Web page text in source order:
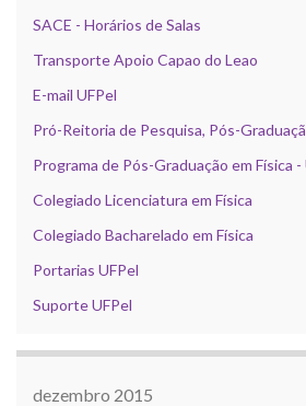
SACE - Horários de Salas
Transporte Apoio Capao do Leao
E-mail UFPel
Pró-Reitoria de Pesquisa, Pós-
Programa de Pós-Graduação em Física -
Colegiado Licenciatura em Física
Colegiado Bacharelado em Física
Portarias UFPel
Suporte UFPel
dezembro 2015